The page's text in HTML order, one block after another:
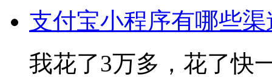
支付宝小程序有哪些
我花了3万多，花了快